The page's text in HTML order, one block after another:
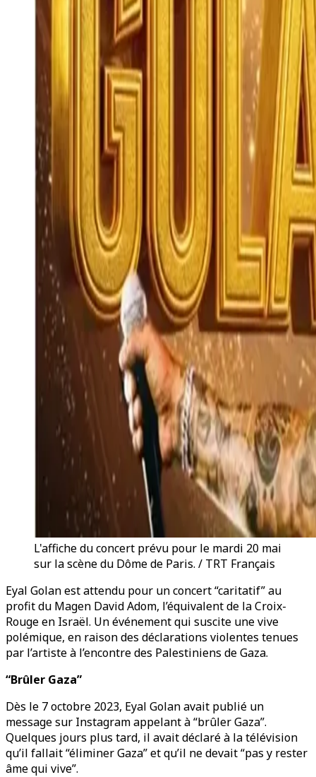
L'affiche du concert prévu pour le mardi 20 mai
sur la scène du Dôme de Paris. / TRT Français
Eyal Golan est attendu pour un concert “caritatif” au
profit du Magen David Adom, l’équivalent de la Croix-
Rouge en Israël. Un événement qui suscite une vive
polémique, en raison des déclarations violentes tenues
par l’artiste à l’encontre des Palestiniens de Gaza.
“Brûler Gaza”
Dès le 7 octobre 2023, Eyal Golan avait publié un
message sur Instagram appelant à “brûler Gaza”.
Quelques jours plus tard, il avait déclaré à la télévision
qu’il fallait “éliminer Gaza” et qu’il ne devait “pas y rester
âme qui vive”.